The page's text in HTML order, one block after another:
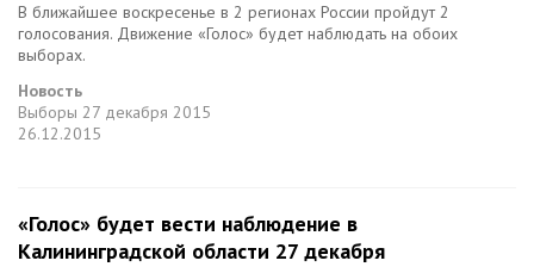
В ближайшее воскресенье в 2 регионах России пройдут 2
голосования. Движение «Голос» будет наблюдать на обоих
выборах.
Новость
Выборы 27 декабря 2015
26.12.2015
«Голос» будет вести наблюдение в
Калининградской области 27 декабря